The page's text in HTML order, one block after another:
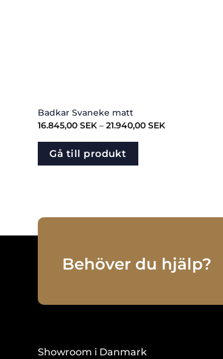
Badkar Svaneke matt
16.845,00SEK – 21.940,00SEKPrisintervall:
Gå till produkt
Behöver du hjälp?
Showroom i Danmark